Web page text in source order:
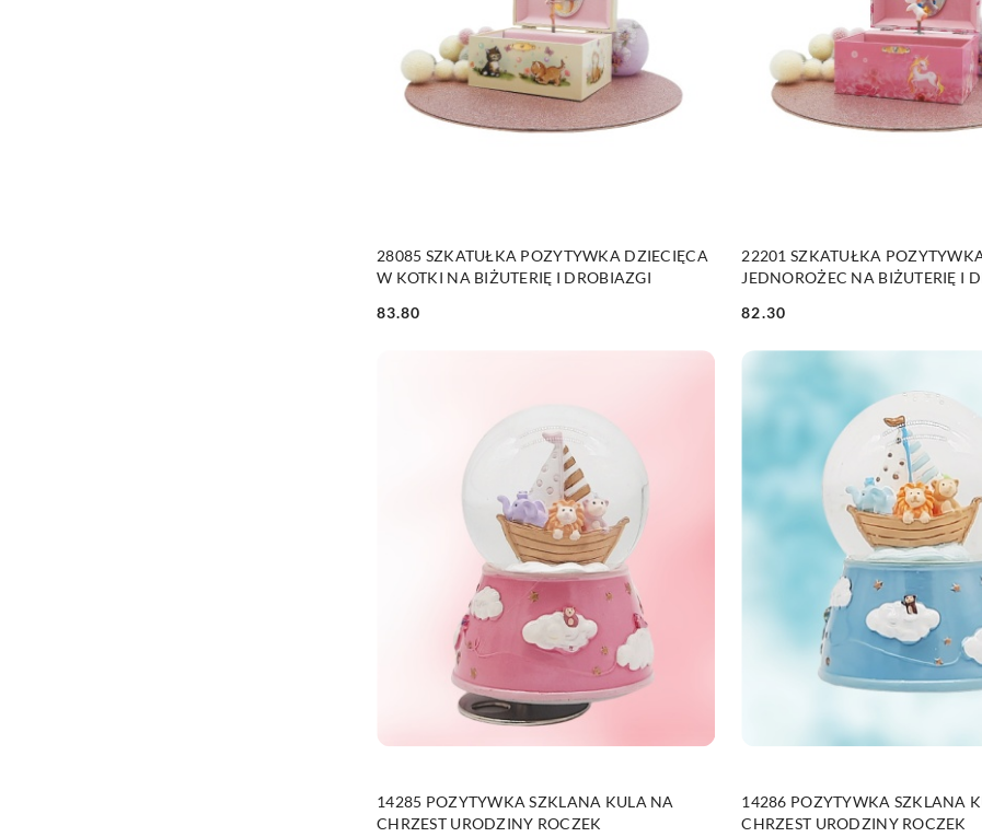
28085 SZKATUŁKA POZYTYWKA DZIECIĘCA
W KOTKI NA BIŻUTERIĘ I DROBIAZGI
Cena:
83.80
22201 SZKATUŁKA
JEDNOROŻEC NA BIŻUTERIĘ I
Cena:
82.30
14285 POZYTYWKA SZKLANA KULA NA
CHRZEST URODZINY ROCZEK
14286 POZYTYWKA SZKLANA
CHRZEST URODZINY ROCZEK